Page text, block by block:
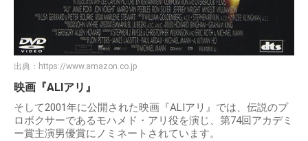
出典： https://www.amazon.co.jp
映画『ALIアリ』
そして2001年に公開された映画『ALIアリ』では、伝説のプ
ロボクサーであるモハメド・アリ役を演じ、第74回アカデミ
ー賞主演男優賞にノミネートされています。